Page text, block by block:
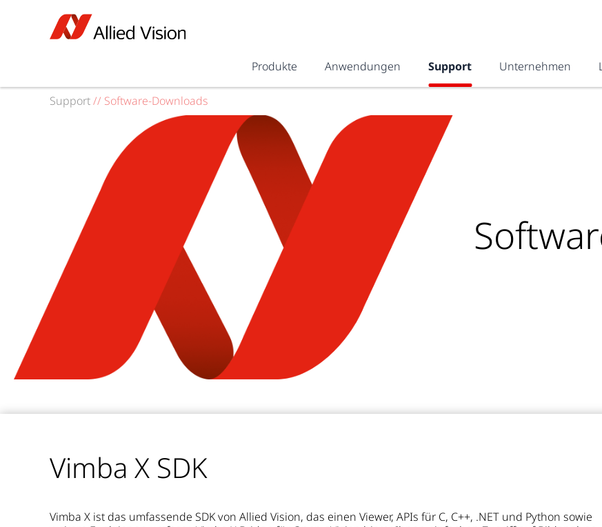
Produkte Anwendungen Support Unternehmen
Support// Software-Downloads
Vimba X SDK
Vimba X ist das umfassende SDK von Allied Vision, das einen Viewer, APIs für C, C++, .NET und Python sowie